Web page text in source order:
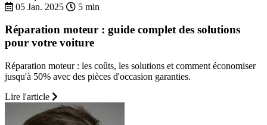
05 Jan. 2025
5 min
Réparation moteur : guide complet des solutions
pour votre voiture
Réparation moteur : les coûts, les solutions et comment économiser
jusqu'à 50% avec des pièces d'occasion garanties.
Lire l'article